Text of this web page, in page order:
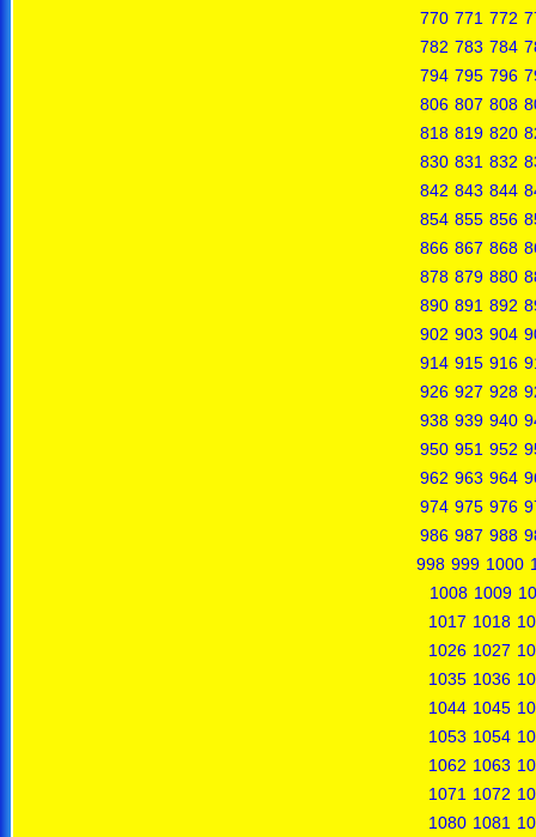
770 771 772
782 783 784
794 795 796
806 807 808
818 819 820
830 831 832
842 843 844
854 855 856
866 867 868
878 879 880
890 891 892
902 903 904
914 915 916
926 927 928
938 939 940
950 951 952
962 963 964
974 975 976
986 987 988
998 999 1000
1008 1009
1017 1018
1026 1027
1035 1036
1044 1045
1053 1054
1062 1063
1071 1072
1080 1081